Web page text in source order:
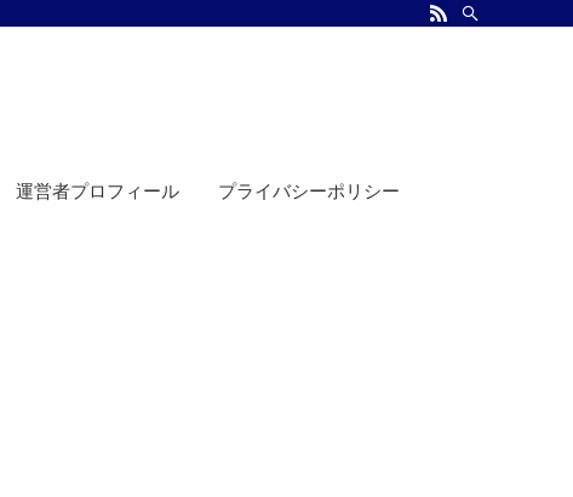
運営者プロフィール プライバシーポリシー